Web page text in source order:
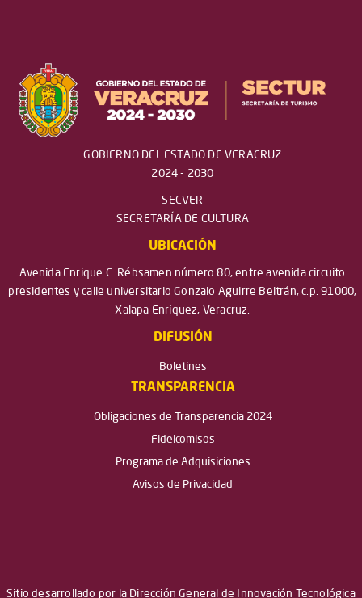
GOBIERNO DEL ESTADO DE VERACRUZ
2024 - 2030
SECVER
SECRETARÍA DE CULTURA
UBICACIÓN
Avenida Enrique C. Rébsamen número 80, entre avenida circuito
presidentes y calle universitario Gonzalo Aguirre Beltrán, c.p. 91000,
Xalapa Enríquez, Veracruz.
DIFUSIÓN
Boletines
TRANSPARENCIA
Obligaciones de Transparencia 2024
Fideicomisos
Programa de Adquisiciones
Avisos de Privacidad
Sitio desarrollado por la Dirección General de Innovación Tecnológica